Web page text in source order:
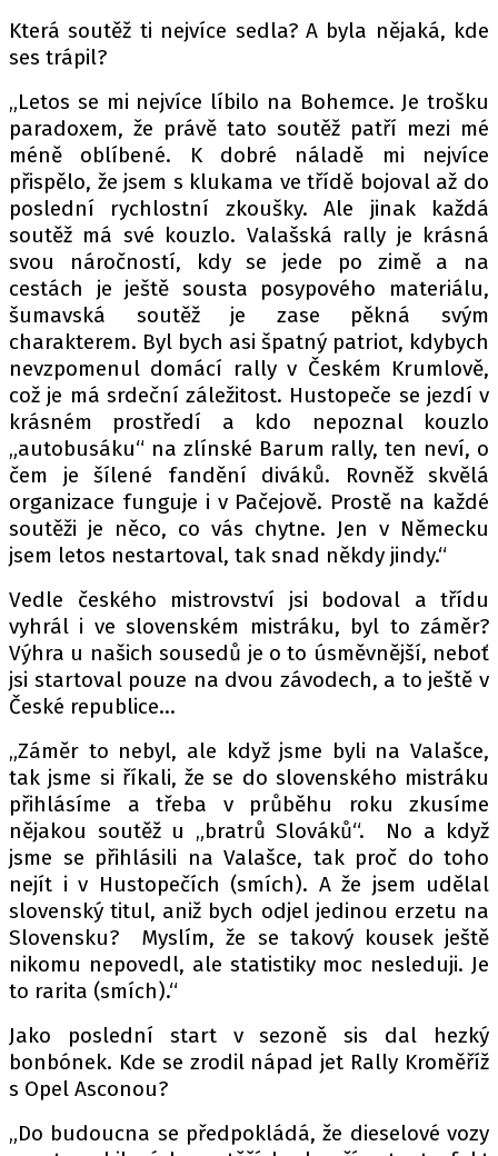
Která soutěž ti nejvíce sedla? A byla nějaká, kde
ses trápil?
„Letos se mi nejvíce líbilo na Bohemce. Je trošku
paradoxem, že právě tato soutěž patří mezi mé
méně oblíbené. K dobré náladě mi nejvíce
přispělo, že jsem s klukama ve třídě bojoval až do
poslední rychlostní zkoušky. Ale jinak každá
soutěž má své kouzlo. Valašská rally je krásná
svou náročností, kdy se jede po zimě a na
cestách je ještě sousta posypového materiálu,
šumavská soutěž je zase pěkná svým
charakterem. Byl bych asi špatný patriot, kdybych
nevzpomenul domácí rally v Českém Krumlově,
což je má srdeční záležitost. Hustopeče se jezdí v
krásném prostředí a kdo nepoznal kouzlo
„autobusáku“ na zlínské Barum rally, ten neví, o
čem je šílené fandění diváků. Rovněž skvělá
organizace funguje i v Pačejově. Prostě na každé
soutěži je něco, co vás chytne. Jen v Německu
jsem letos nestartoval, tak snad někdy jindy.“
Vedle českého mistrovství jsi bodoval a třídu
vyhrál i ve slovenském mistráku, byl to záměr?
Výhra u našich sousedů je o to úsměvnější, neboť
jsi startoval pouze na dvou závodech, a to ještě v
České republice…
„Záměr to nebyl, ale když jsme byli na Valašce,
tak jsme si říkali, že se do slovenského mistráku
přihlásíme a třeba v průběhu roku zkusíme
nějakou soutěž u „bratrů Slováků“. No a když
jsme se přihlásili na Valašce, tak proč do toho
nejít i v Hustopečích (smích). A že jsem udělal
slovenský titul, aniž bych odjel jedinou erzetu na
Slovensku? Myslím, že se takový kousek ještě
nikomu nepovedl, ale statistiky moc nesleduji. Je
to rarita (smích).“
Jako poslední start v sezoně sis dal hezký
bonbónek. Kde se zrodil nápad jet Rally Kroměříž
s Opel Asconou?
„Do budoucna se předpokládá, že dieselové vozy